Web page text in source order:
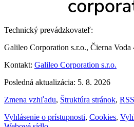
Technický prevádzkovateľ:
Galileo Corporation s.r.o., Čierna Voda
Kontakt: Galileo Corporation s.r.o.
Posledná aktualizácia: 5. 8. 2026
Zmena vzhľadu, Štruktúra stránok, RSS
Vyhlásenie o prístupnosti, Cookies,